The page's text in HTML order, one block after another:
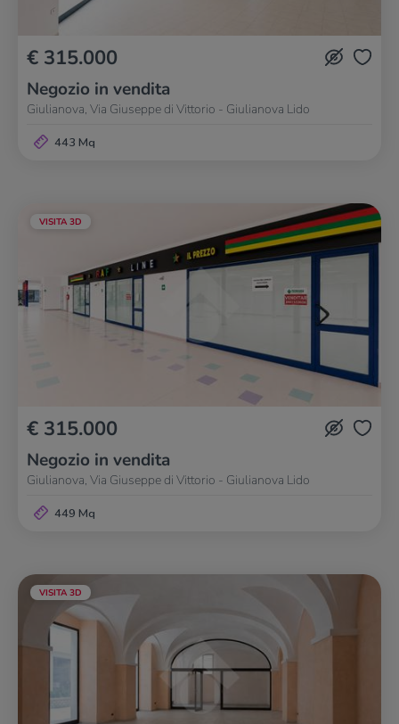
€ 315.000
Negozio in vendita
Giulianova, Via Giuseppe di Vittorio - Giulianova Lido
443 Mq
VISITA 3D
€ 315.000
Negozio in vendita
Giulianova, Via Giuseppe di Vittorio - Giulianova Lido
449 Mq
VISITA 3D